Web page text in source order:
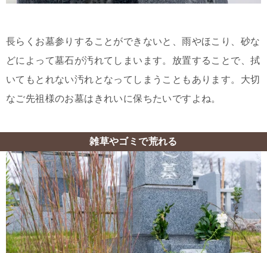
長らくお墓参りすることができないと、雨やほこり、砂な
どによって墓石が汚れてしまいます。放置することで、拭
いてもとれない汚れとなってしまうこともあります。大切
なご先祖様のお墓はきれいに保ちたいですよね。
雑草やゴミで荒れる